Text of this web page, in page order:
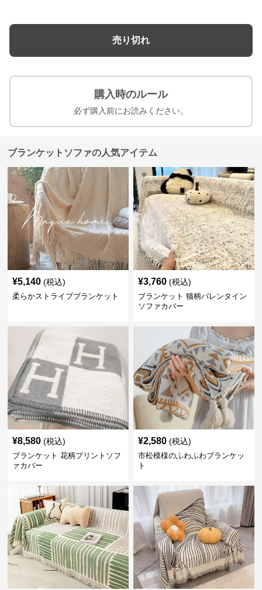
売り切れ
購入時のルール
必ず購入前にお読みください。
ブランケットソファの人気アイテム
¥5,140 (税込)
柔らかストライプブランケット
¥3,760 (税込)
ブランケット 猫柄バレンタイン
ソファカバー
¥8,580 (税込)
ブランケット 花柄プリントソフ
ァカバー
¥2,580 (税込)
市松模様のふわふわブランケッ
ト